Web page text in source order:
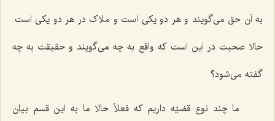
به آن حق می‌گویند و هر دو یکی است و ملاک در هر دو یکی است.
حالا صحبت در این است که واقع به چه می‌گویند و حقیقت به چه
گفته می‌شود؟
ما چند نوع قضیّه داریم که فعلاً حالا ما به این قسم بیان